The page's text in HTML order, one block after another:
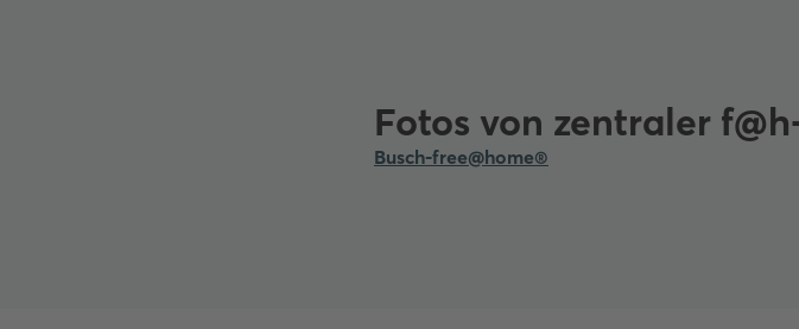
Busch-free@home®
Fotos von zentraler